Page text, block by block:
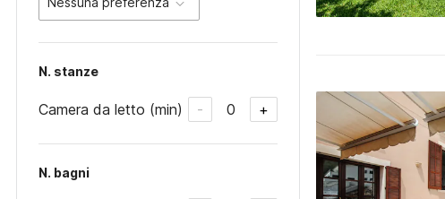
N. stanze
Camera da letto (min) - 0 +
N. bagni